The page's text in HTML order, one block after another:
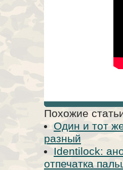
Похожие
Один и тот
разный
Identilock:
отпечатка